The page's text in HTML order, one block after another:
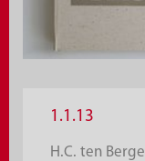
1.1.13
H.C. ten Berge